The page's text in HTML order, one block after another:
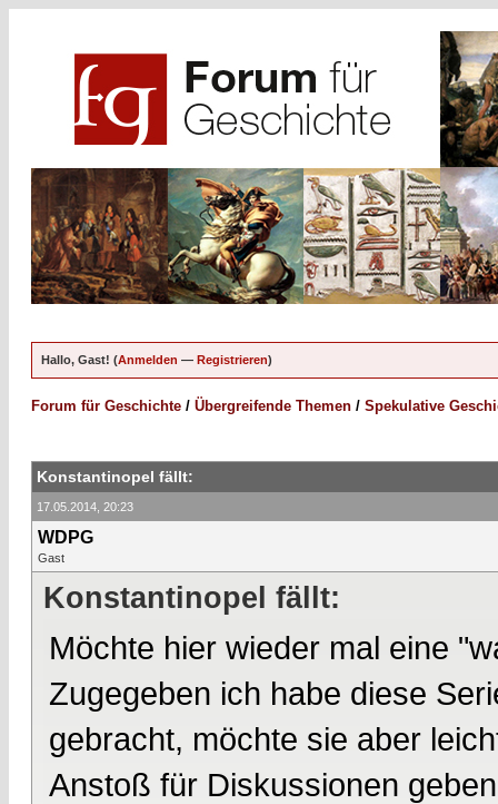
Hallo, Gast! (Anmelden — Registrieren)
Forum für Geschichte / Übergreifende Themen / Spekulative
Konstantinopel fällt:
17.05.2014, 20:23
WDPG
Gast
Konstantinopel fällt:
Möchte hier wieder mal eine
Zugegeben ich habe diese
gebracht, möchte sie aber
Anstoß für Diskussionen